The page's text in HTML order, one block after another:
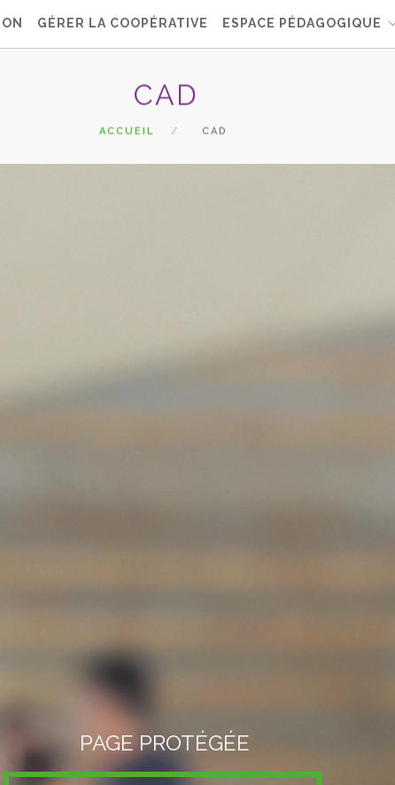
GÉRER LA COOPÉRATIVE ESPACE PÉDAGOGIQUE
CAD
ACCUEIL CAD
PAGE PROTÉGÉE